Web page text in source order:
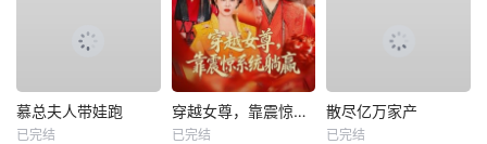
慕总夫人带娃跑
已完结
穿越女尊，靠震惊系统躺赢
已完结
散尽亿万家产
已完结